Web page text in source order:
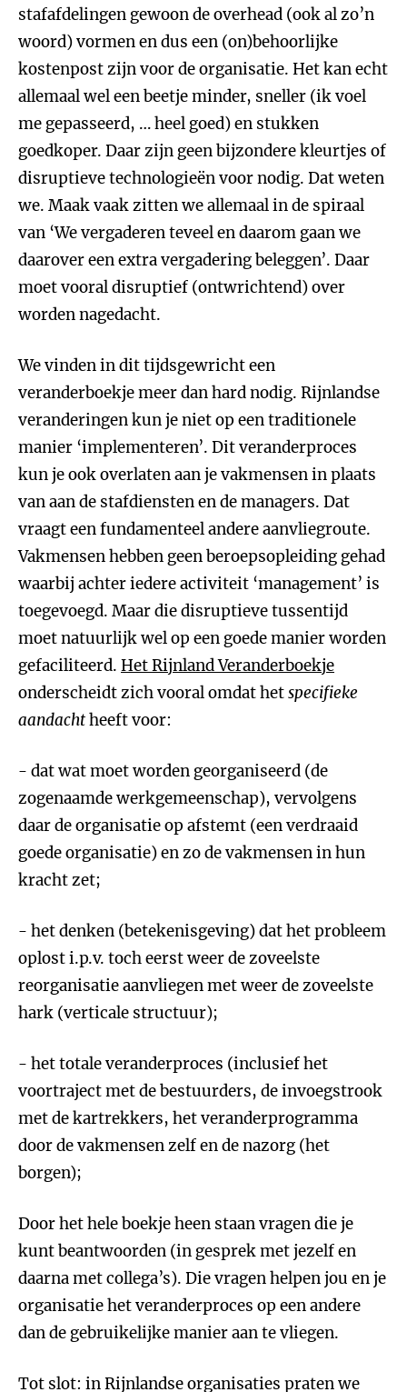
stafafdelingen gewoon de overhead (ook al zo’n
woord) vormen en dus een (on)behoorlijke
kostenpost zijn voor de organisatie. Het kan echt
allemaal wel een beetje minder, sneller (ik voel
me gepasseerd, … heel goed) en stukken
goedkoper. Daar zijn geen bijzondere kleurtjes of
disruptieve technologieën voor nodig. Dat weten
we. Maak vaak zitten we allemaal in de spiraal
van ‘We vergaderen teveel en daarom gaan we
daarover een extra vergadering beleggen’. Daar
moet vooral disruptief (ontwrichtend) over
worden nagedacht.
We vinden in dit tijdsgewricht een
veranderboekje meer dan hard nodig. Rijnlandse
veranderingen kun je niet op een traditionele
manier ‘implementeren’. Dit veranderproces
kun je ook overlaten aan je vakmensen in plaats
van aan de stafdiensten en de managers. Dat
vraagt een fundamenteel andere aanvliegroute.
Vakmensen hebben geen beroepsopleiding gehad
waarbij achter iedere activiteit ‘management’ is
toegevoegd. Maar die disruptieve tussentijd
moet natuurlijk wel op een goede manier worden
gefaciliteerd. Het Rijnland Veranderboekje
onderscheidt zich vooral omdat hetspecifieke
aandachtheeft voor:
- dat wat moet worden georganiseerd (de
zogenaamde werkgemeenschap), vervolgens
daar de organisatie op afstemt (een verdraaid
goede organisatie) en zo de vakmensen in hun
kracht zet;
- het denken (betekenisgeving) dat het probleem
oplost i.p.v. toch eerst weer de zoveelste
reorganisatie aanvliegen met weer de zoveelste
hark (verticale structuur);
- het totale veranderproces (inclusief het
voortraject met de bestuurders, de invoegstrook
met de kartrekkers, het veranderprogramma
door de vakmensen zelf en de nazorg (het
borgen);
Door het hele boekje heen staan vragen die je
kunt beantwoorden (in gesprek met jezelf en
daarna met collega’s). Die vragen helpen jou en je
organisatie het veranderproces op een andere
dan de gebruikelijke manier aan te vliegen.
Tot slot: in Rijnlandse organisaties praten we